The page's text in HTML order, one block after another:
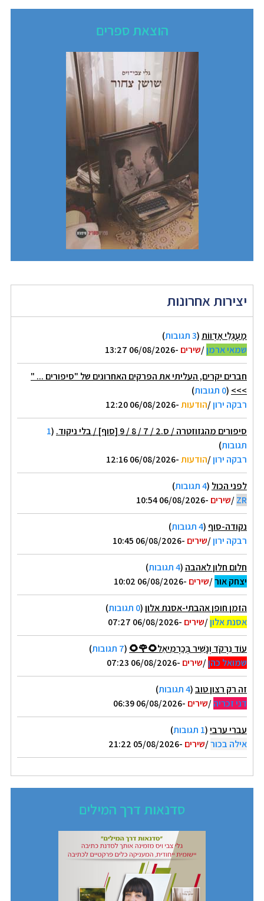
הוצאת ספרים
יצירות אחרונות
מַעְגְּלֵי אַדְווֹת(3 תגובות
)
שמאי ארמן/שירים -06/08/2026 13:27
חברים יקרים, העליתי את הפרקים האחרונים של "סיפורים ... "
>>>
(0 תגובות
)
רבקה ירון/הודעות-06/08/2026 12:20
סיפורים מהגזוזטרה / ס.2 / 7 / 8 / 9 [סוף] / בלי ניקוד. (
1
תגובות)
רבקה ירון/הודעות-06/08/2026 12:16
לפני הכול (4 תגובות
)
ZR
/שירים -06/08/2026 10:54
נקודה-סוף (4 תגובות
)
רבקה ירון/שירים -06/08/2026 10:45
חלום חלון לאהבה (4 תגובות
)
יצחק אור/שירים -06/08/2026 10:02
הזמן חופן אהבתי-אסנת אלון(0 תגובות
)
אסנת אלון/שירים -06/08/2026 07:27
עוֹד נִרְקֹד וְנָשִׁיר בְּכַרְמִיאֵל🌻🌹🌻 (7 תגובות
)
שמואל כהן/שירים -06/08/2026 07:23
זה רק רצון טוב(4 תגובות
)
דני זכריה/שירים -06/08/2026 06:39
עברי ערבי(1 תגובות
)
אילה בכור/שירים -05/08/2026 21:22
סדנאות דרך המילים